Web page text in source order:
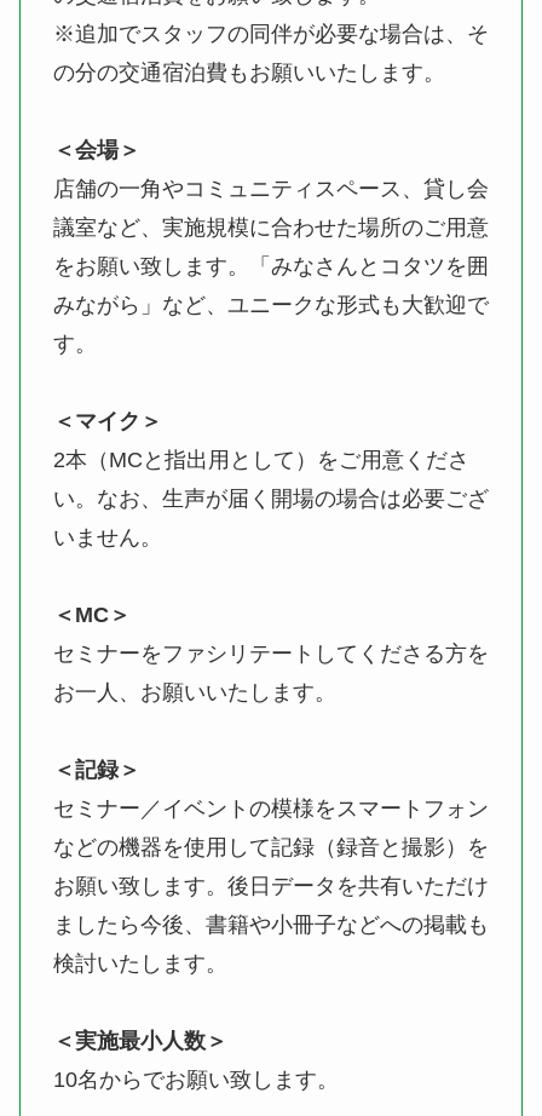
※追加でスタッフの同伴が必要な場合は、そ
の分の交通宿泊費もお願いいたします。
＜会場＞
店舗の一角やコミュニティスペース、貸し会
議室など、実施規模に合わせた場所のご用意
をお願い致します。「みなさんとコタツを囲
みながら」など、ユニークな形式も大歓迎で
す。
＜マイク＞
2本（MCと指出用として）をご用意くださ
い。なお、生声が届く開場の場合は必要ござ
いません。
＜MC＞
セミナーをファシリテートしてくださる方を
お一人、お願いいたします。
＜記録＞
セミナー／イベントの模様をスマートフォン
などの機器を使用して記録（録音と撮影）を
お願い致します。後日データを共有いただけ
ましたら今後、書籍や小冊子などへの掲載も
検討いたします。
＜実施最小人数＞
10名からでお願い致します。